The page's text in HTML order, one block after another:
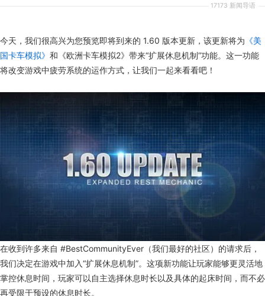
17173 新闻导语
今天，我们很高兴为您预览即将到来的 1.60 版本更新，该更新将为 《美
国卡车模拟》 和《欧洲卡车模拟2》带来“扩展休息机制”功能。这一功能
将改变游戏中疲劳系统的运作方式，让我们一起来看看吧！
在收到许多来自 #BestCommunityEver（我们最好的社区）的请求后，
我们决定在游戏中加入“扩展休息机制”。这项新功能让玩家能够更灵活地
掌控休息时间，玩家可以自主选择休息时长以及具体的起床时间，而不必
再受限于预设的休息时长。